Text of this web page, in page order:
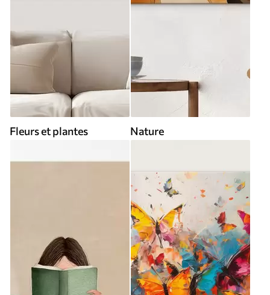
Fleurs et plantes Nature